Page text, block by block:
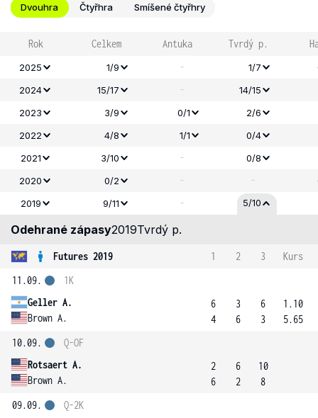
Dvouhra Čtyřhra Smíšené čtyřhry
Rok Celkem Antuka Tvrdý p.
2025 1/9 - 1/7
2024
15/17 -
14/15
2023
3/9 0/1
2/6
2022
4/8 1/1
0/4
2021
3/10 - 0/8
2020
0/2 - -
2019
9/11 - 5/10
Odehrané zápasy2019Tvrdý p.
Futures 2019 1 2 3
Kurs
11.09.
Geller A.
Brown A.
1K
6
4
3
6
6
3
1.10
5.65
10.09.
Rotsaert A.
Brown A.
Q-OF
2
6
6
2
10
8
09.09.
Q-2K